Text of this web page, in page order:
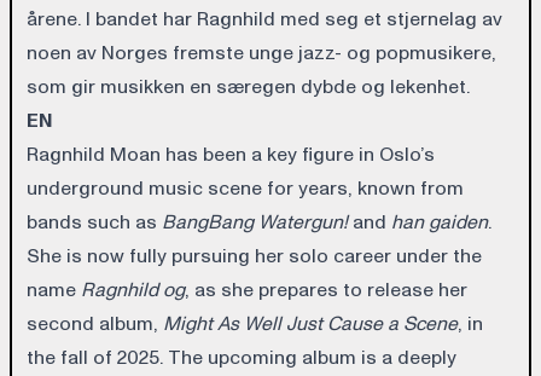
årene. I bandet har Ragnhild med seg et stjernelag av
noen av Norges fremste unge jazz- og popmusikere,
som gir musikken en særegen dybde og lekenhet.
EN
Ragnhild Moan has been a key figure in Oslo’s
underground music scene for years, known from
bands such as BangBang Watergun!and han gaiden.
She is now fully pursuing her solo career under the
name Ragnhild og, as she prepares to release her
second album, Might As Well Just Cause a Scene, in
the fall of 2025. The upcoming album is a deeply